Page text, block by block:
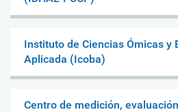
Instituto de Ciencias Ómicas y
Aplicada (Icoba)
Centro de medición,